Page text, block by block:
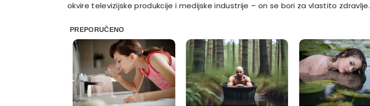
okvire televizijske produkcije i medijske industrije – on se bori za vlastito zdravlje.